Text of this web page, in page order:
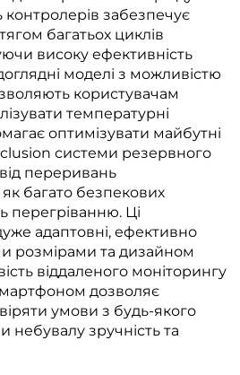
контролерів забезпечує
багатьох циклів
високу ефективність
моделі з можливістю
користувачам
температурні
оптимізувати майбутні
системи резервного
переривань
як багато безпекових
перегріванню. Ці
адаптовні, ефективно
розмірами та дизайном
віддаленого моніторингу
дозволяє
умови з будь-якого
небувалу зручність та